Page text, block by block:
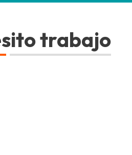
trabajo